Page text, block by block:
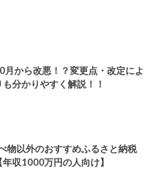
月から改悪！？変更点・改定によ
分かりやすく解説！！
物以外のおすすめふるさと納税
収1000万円の人向け】